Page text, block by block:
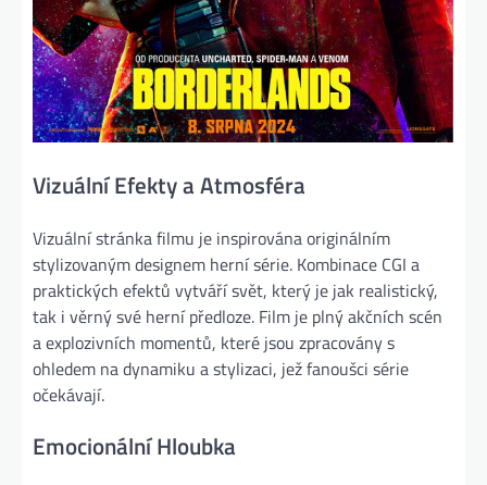
Vizuální Efekty a Atmosféra
Vizuální stránka filmu je inspirována originálním
stylizovaným designem herní série. Kombinace CGI a
praktických efektů vytváří svět, který je jak realistický,
tak i věrný své herní předloze. Film je plný akčních scén
a explozivních momentů, které jsou zpracovány s
ohledem na dynamiku a stylizaci, jež fanoušci série
očekávají.
Emocionální Hloubka